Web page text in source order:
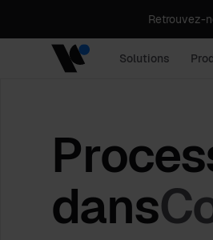
Retrouvez-
Solutions
dans